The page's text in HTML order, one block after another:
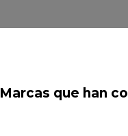
Marcas que han